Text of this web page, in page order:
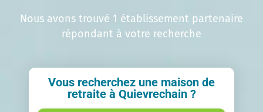
Nous avons trouvé 1 établissement partenaire
répondant à votre recherche
Vous recherchez une maison de
retraite à Quievrechain ?